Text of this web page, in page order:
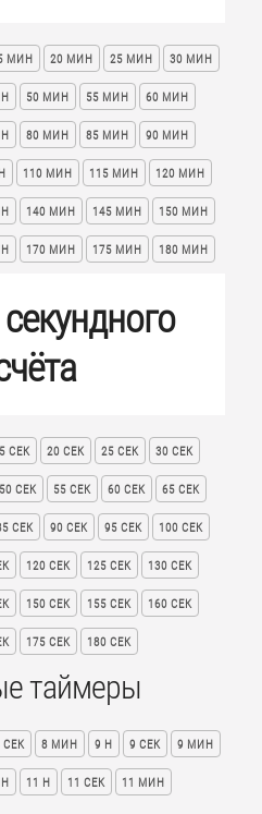
МИН 20 МИН 25 МИН 30 МИН
50 МИН 55 МИН 60 МИН
80 МИН 85 МИН 90 МИН
110 МИН 115 МИН 120 МИН
140 МИН 145 МИН 150 МИН
170 МИН 175 МИН 180 МИН
СЕК 20 СЕК 25 СЕК 30 СЕК
50 СЕК 55 СЕК 60 СЕК 65 СЕК
СЕК 90 СЕК 95 СЕК 100 СЕК
120 СЕК 125 СЕК 130 СЕК
150 СЕК 155 СЕК 160 СЕК
175 СЕК 180 СЕК
таймеры
СЕК 8 МИН 9 H 9 СЕК 9 МИН
11 H 11 СЕК 11 МИН